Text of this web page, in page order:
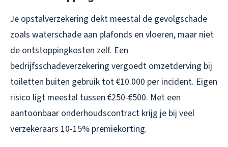
Je opstalverzekering dekt meestal de gevolgschade
zoals waterschade aan plafonds en vloeren, maar niet
de ontstoppingkosten zelf. Een
bedrijfsschadeverzekering vergoedt omzetderving bij
toiletten buiten gebruik tot €10.000 per incident. Eigen
risico ligt meestal tussen €250-€500. Met een
aantoonbaar onderhoudscontract krijg je bij veel
verzekeraars 10-15% premiekorting.